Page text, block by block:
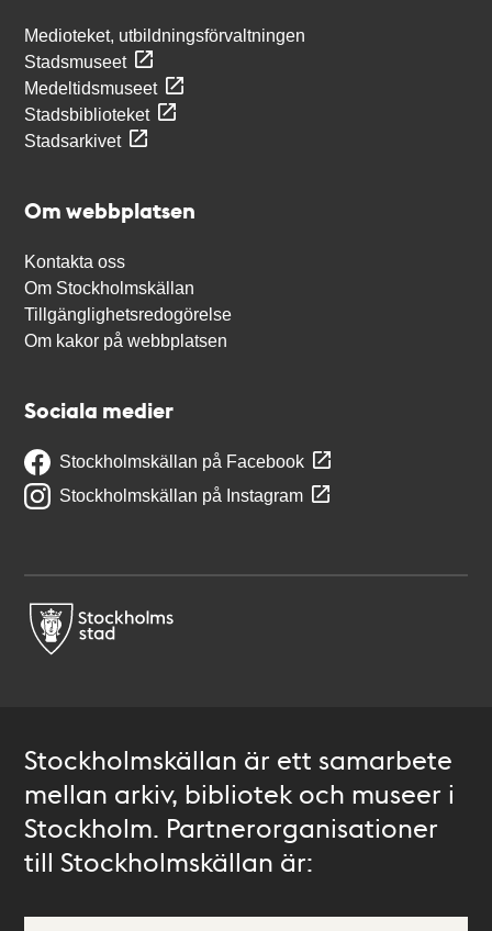
Medioteket, utbildningsförvaltningen
Stadsmuseet
Medeltidsmuseet
Stadsbiblioteket
Stadsarkivet
Om webbplatsen
Kontakta oss
Om Stockholmskällan
Tillgänglighetsredogörelse
Om kakor på webbplatsen
Sociala medier
Stockholmskällan på Facebook
Stockholmskällan på Instagram
Stockholmskällan är ett samarbete
mellan arkiv, bibliotek och museer i
Stockholm. Partnerorganisationer
till Stockholmskällan är: